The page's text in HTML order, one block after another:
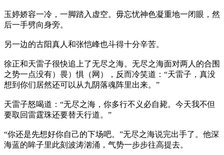
玉婷娇容一冷，一脚踏入虚空。毋忘忧神色凝重地一闭眼，然
后一手劈向身旁。
另一边的古阳真人和张恺峰也斗得十分辛苦。
徐正和天雷子很快追上了无尽之海。无尽之海面对两人的合围
之势一点没有）畏）惧（网），反而冷笑道：“天雷子，真没
想到你们居然还可以从九阴落魂阵里出来。”
天雷子怒喝道：“无尽之海，你多行不义必自毙。今天我不但
要取回雷霆珠还要替天行道。”
“你还是先想好你自己的下场吧。”无尽之海说完出手了。他深
海蓝的眸子里此刻波涛汹涌，气势一步步往高提去。